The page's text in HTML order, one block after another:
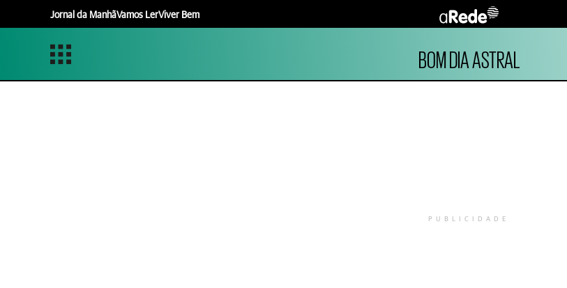
Jornal da ManhãVamos LerViver Bem
BOM DIA ASTRAL
PUBLICIDADE